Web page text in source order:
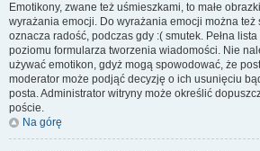
Emotikony, zwane też uśmieszkami, to małe
wyrażania emocji. Do wyrażania emocji można też
oznacza radość, podczas gdy :( smutek. Pełna
poziomu formularza tworzenia wiadomości. Nie
używać emotikon, gdyż mogą spowodować, że
moderator może podjąć decyzję o ich usunięciu
posta. Administrator witryny może określić
poście.
Na górę